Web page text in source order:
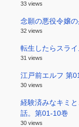
33 views
念願の悪役令嬢
32 views
転生したらスラ
31 views
江戸前エルフ 第
30 views
経験済みなキミ
話。第01-10巻
30 views